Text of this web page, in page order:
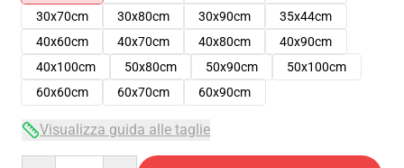
30x70cm
30x80cm 30x90cm
35x44cm
40x60cm
40x70cm 40x80cm
40x90cm
40x100cm
50x80cm 50x90cm
50x100cm
60x60cm
60x70cm 60x90cm
Visualizza guida alle taglie